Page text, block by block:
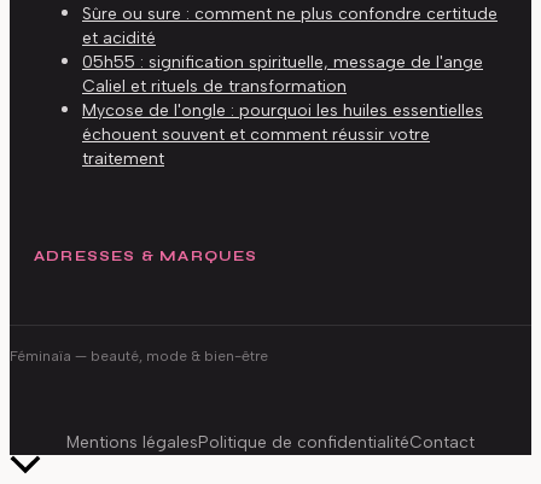
Sûre ou sure : comment ne plus confondre certitude
et acidité
05h55 : signification spirituelle, message de l'ange
Caliel et rituels de transformation
Mycose de l'ongle : pourquoi les huiles essentielles
échouent souvent et comment réussir votre
traitement
ADRESSES & MARQUES
Féminaïa — beauté, mode & bien-être
Mentions légalesPolitique de confidentialitéContact